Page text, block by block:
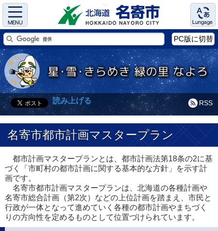
Menu Language
PC版に切替
RSS
読み上げる
名寄市都市計画マスタープラン
都市計画マスタープランとは、都市計画法第18条の2に基
づく「市町村の都市計画に関する基本的な方針」を示す計
画です。
名寄市都市計画マスタープランは、北海道の各種計画や
名寄市総合計画（第2次）などの上位計画を踏まえ、市民と
行政が一体となって進めていく各種の都市計画やまちづく
りの方向性を定めるものとして位置づけられています。